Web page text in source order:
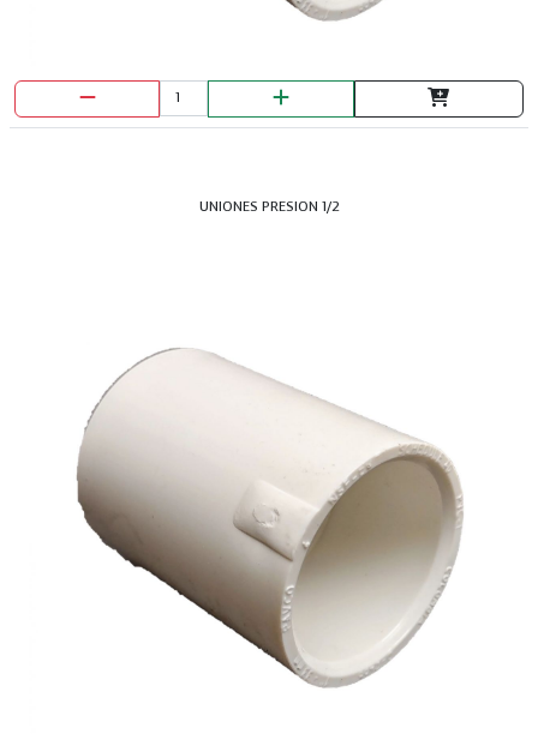
UNIONES PRESION 1/2